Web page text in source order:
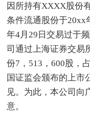
因所持有XXXX股份
条件流通股份于20xx
年4月29日交易过于
司通过上海证券交易
份7，513，600股，
国证监会颁布的上市
见。为此，本公司向
意。